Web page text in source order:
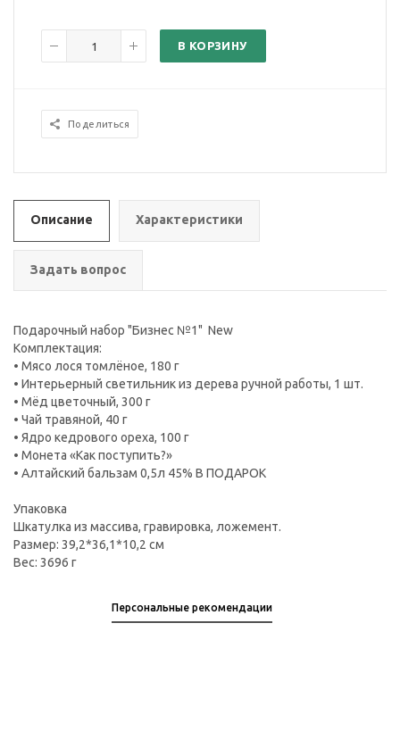
В КОРЗИНУ
Поделиться
Описание Характеристики
Задать вопрос
Подарочный набор "Бизнес №1" New
Комплектация:
• Мясо лося томлёное, 180 г
• Интерьерный светильник из дерева ручной работы, 1 шт.
• Мёд цветочный, 300 г
• Чай травяной, 40 г
• Ядро кедрового ореха, 100 г
• Монета «Как поступить?»
• Алтайский бальзам 0,5л 45% В ПОДАРОК
Упаковка
Шкатулка из массива, гравировка, ложемент.
Размер: 39,2*36,1*10,2 см
Вес: 3696 г
Персональные рекомендации